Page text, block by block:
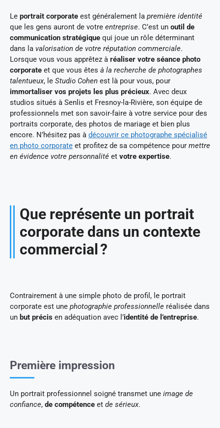
Le portrait corporate est généralement la première identité
que les gens auront de votre entreprise. C’est un outil de
communication stratégique qui joue un rôle déterminant
dans la valorisation de votre réputation commerciale.
Lorsque vous vous apprêtez à réaliser votre séance photo
corporate et que vous êtes à la recherche de photographes
talentueux, le Studio Cohen est là pour vous, pour
immortaliser vos projets les plus précieux. Avec deux
studios situés à Senlis et Fresnoy-la-Rivière, son équipe de
professionnels met son savoir-faire à votre service pour des
portraits corporate, des photos de mariage et bien plus
encore. N’hésitez pas à découvrir ce photographe spécialisé
en photo corporate et profitez de sa compétence pour mettre
en évidence votre personnalité et votre expertise.
Que représente un portrait
corporate dans un contexte
commercial ?
Contrairement à une simple photo de profil, le portrait
corporate est une photographie professionnelle réalisée dans
un but précis en adéquation avec l’identité de l’entreprise.
Première impression
Un portrait professionnel soigné transmet une image de
confiance, de compétence et de sérieux.